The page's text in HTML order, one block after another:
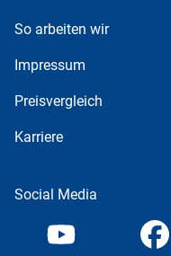
So arbeiten wir
Impressum
Preisvergleich
Karriere
Social Media